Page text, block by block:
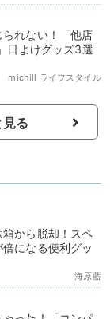
れない！「他店
日よけグッズ3選
michill ライフスタイル
る
から脱却！スペ
になる便利グッ
海原藍